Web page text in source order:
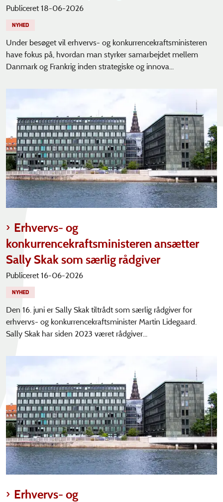
Publiceret 18-06-2026
NYHED
Under besøget vil erhvervs- og konkurrencekraftsministeren
have fokus på, hvordan man styrker samarbejdet mellem
Danmark og Frankrig inden strategiske og innova...
Erhvervs- og
konkurrencekraftsministeren ansætter
Sally Skak som særlig rådgiver
Publiceret 16-06-2026
NYHED
Den 16. juni er Sally Skak tiltrådt som særlig rådgiver for
erhvervs- og konkurrencekraftsminister Martin Lidegaard.
Sally Skak har siden 2023 været rådgiver...
Erhvervs- og